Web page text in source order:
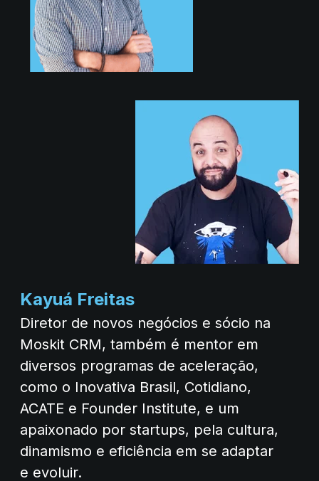
Kayuá Freitas
Diretor de novos negócios e sócio na
Moskit CRM, também é mentor em
diversos programas de aceleração,
como o Inovativa Brasil, Cotidiano,
ACATE e Founder Institute, e um
apaixonado por startups, pela cultura,
dinamismo e eficiência em se adaptar
e evoluir.